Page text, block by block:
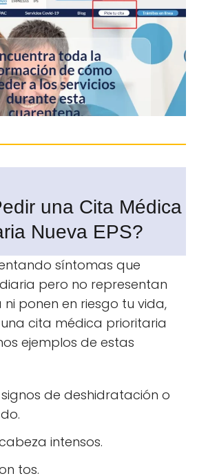
una Cita Médica
Nueva EPS?
síntomas que
pero no representan
ponen en riesgo tu vida,
cita médica prioritaria
ejemplos de estas
de deshidratación o
intensos.
tos.